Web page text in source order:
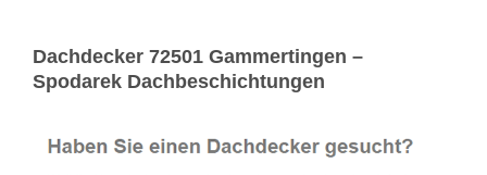
Dachdecker 72501 Gammertingen –
Spodarek Dachbeschichtungen